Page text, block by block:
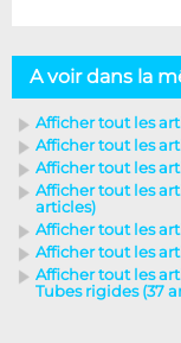
A voir dans la
Afficher tout les
Afficher tout les
Afficher tout les
Afficher tout les
articles)
Afficher tout les
Afficher tout les
Afficher tout les
Tubes rigides (37